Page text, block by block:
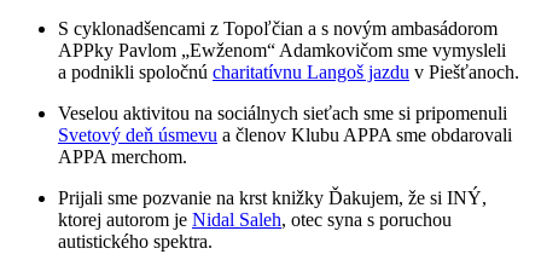
S cyklonadšencami z Topoľčian a s novým ambasádorom
APPky Pavlom „Ewženom“ Adamkovičom sme vymysleli
a podnikli spoločnú charitatívnu Langoš jazdu v Piešťanoch.
Veselou aktivitou na sociálnych sieťach sme si pripomenuli
Svetový deň úsmevu a členov Klubu APPA sme obdarovali
APPA merchom.
Prijali sme pozvanie na krst knižky Ďakujem, že si INÝ,
ktorej autorom je Nidal Saleh, otec syna s poruchou
autistického spektra.